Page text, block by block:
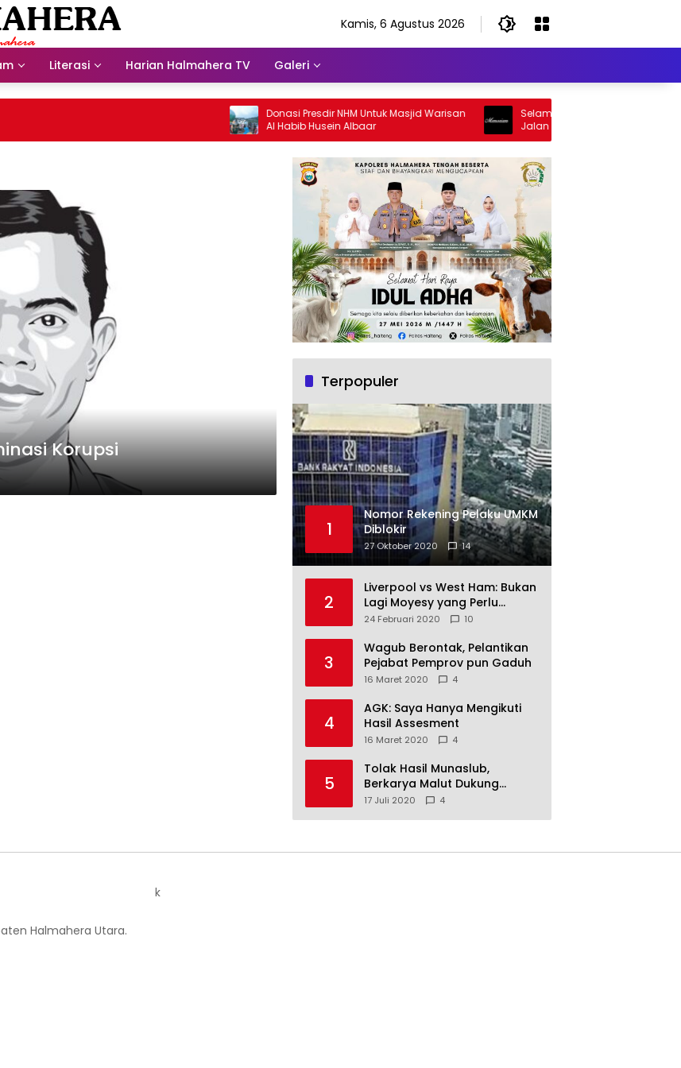
Kamis, 6 Agustus 2026
Literasi Harian Halmahera TV Galeri
Donasi Presdir NHM Untuk Masjid Warisan
Al Habib Husein Albaar
Selamat Jalan Sang Inspirator,
Jalan Abangku Yuslam Idris
Korupsi
Terpopuler
1
Nomor Rekening Pelaku UMKM
Diblokir
27 Oktober 2020 14
2
Liverpool vs West Ham: Bukan
Lagi Moyesy yang Perlu
Ditakuti
24 Februari 2020 10
3
Wagub Berontak, Pelantikan
Pejabat Pemprov pun Gaduh
16 Maret 2020 4
4
AGK: Saya Hanya Mengikuti
Hasil Assesment
16 Maret 2020 4
5
Tolak Hasil Munaslub,
Berkarya Malut Dukung
Tommy Soeharto
17 Juli 2020 4
Halmahera Utara.
k